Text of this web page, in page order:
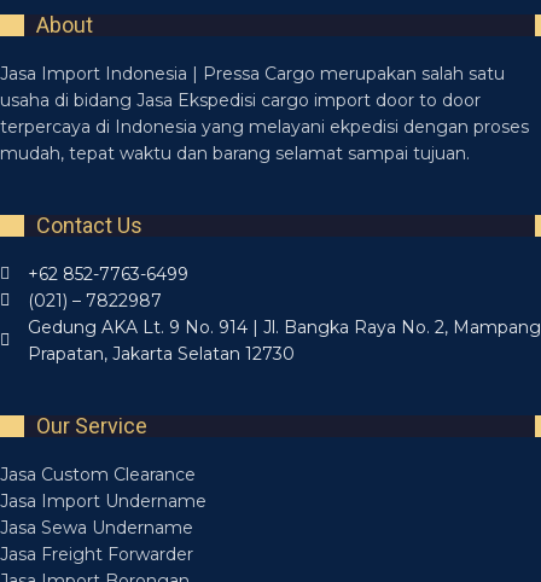
About
Jasa Import Indonesia | Pressa Cargo merupakan salah satu
usaha di bidang Jasa Ekspedisi cargo import door to door
terpercaya di Indonesia yang melayani ekpedisi dengan proses
mudah, tepat waktu dan barang selamat sampai tujuan.
Contact Us
+62 852-7763-6499
(021) – 7822987
Gedung AKA Lt. 9 No. 914 | Jl. Bangka Raya No. 2, Mampang
Prapatan, Jakarta Selatan 12730
Our Service
Jasa Custom Clearance
Jasa Import Undername
Jasa Sewa Undername
Jasa Freight Forwarder